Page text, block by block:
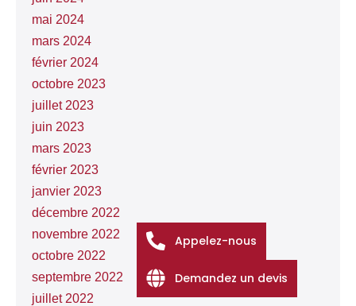
mai 2024
mars 2024
février 2024
octobre 2023
juillet 2023
juin 2023
mars 2023
février 2023
janvier 2023
décembre 2022
novembre 2022
octobre 2022
septembre 2022
juillet 2022
Appelez-nous
Demandez un devis